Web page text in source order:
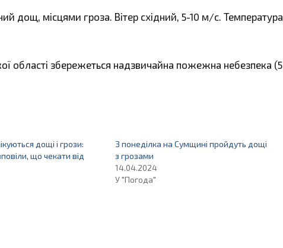
дощ, місцями гроза. Вітер східний, 5-10 м/с. Температура
області збережеться надзвичайна пожежна небезпека (5
дощі і грози:
що чекати від
З понеділка на Сумщині пройдуть дощі
з грозами
14.04.2024
У "Погода"